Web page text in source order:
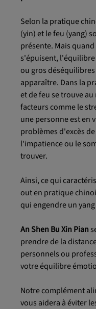
Selon la pratique
(yin) et le feu (yang)
présente. Mais
s'épuisent, l'équilibre
ou gros
apparaître. Dans la
et de feu se trouve
facteurs comme le
une personne est en
problèmes d'excès
l'impatience ou le
trouver.
Ainsi, ce qui
out en pratique
qui engendre un
An Shen Bu Xin Pian
prendre de la
personnels ou
votre équilibre
Notre complément
vous aidera à éviter